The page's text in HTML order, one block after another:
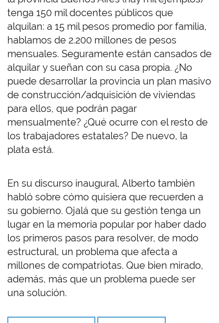
tenga 150 mil docentes públicos que
alquilan: a 15 mil pesos promedio por familia,
hablamos de 2.200 millones de pesos
mensuales. Seguramente están cansados de
alquilar y sueñan con su casa propia. ¿No
puede desarrollar la provincia un plan masivo
de construcción/adquisición de viviendas
para ellos, que podrán pagar
mensualmente? ¿Qué ocurre con el resto de
los trabajadores estatales? De nuevo, la
plata está.
En su discurso inaugural, Alberto también
habló sobre cómo quisiera que recuerden a
su gobierno. Ojalá que su gestión tenga un
lugar en la memoria popular por haber dado
los primeros pasos para resolver, de modo
estructural, un problema que afecta a
millones de compatriotas. Que bien mirado,
además, más que un problema puede ser
una solución.